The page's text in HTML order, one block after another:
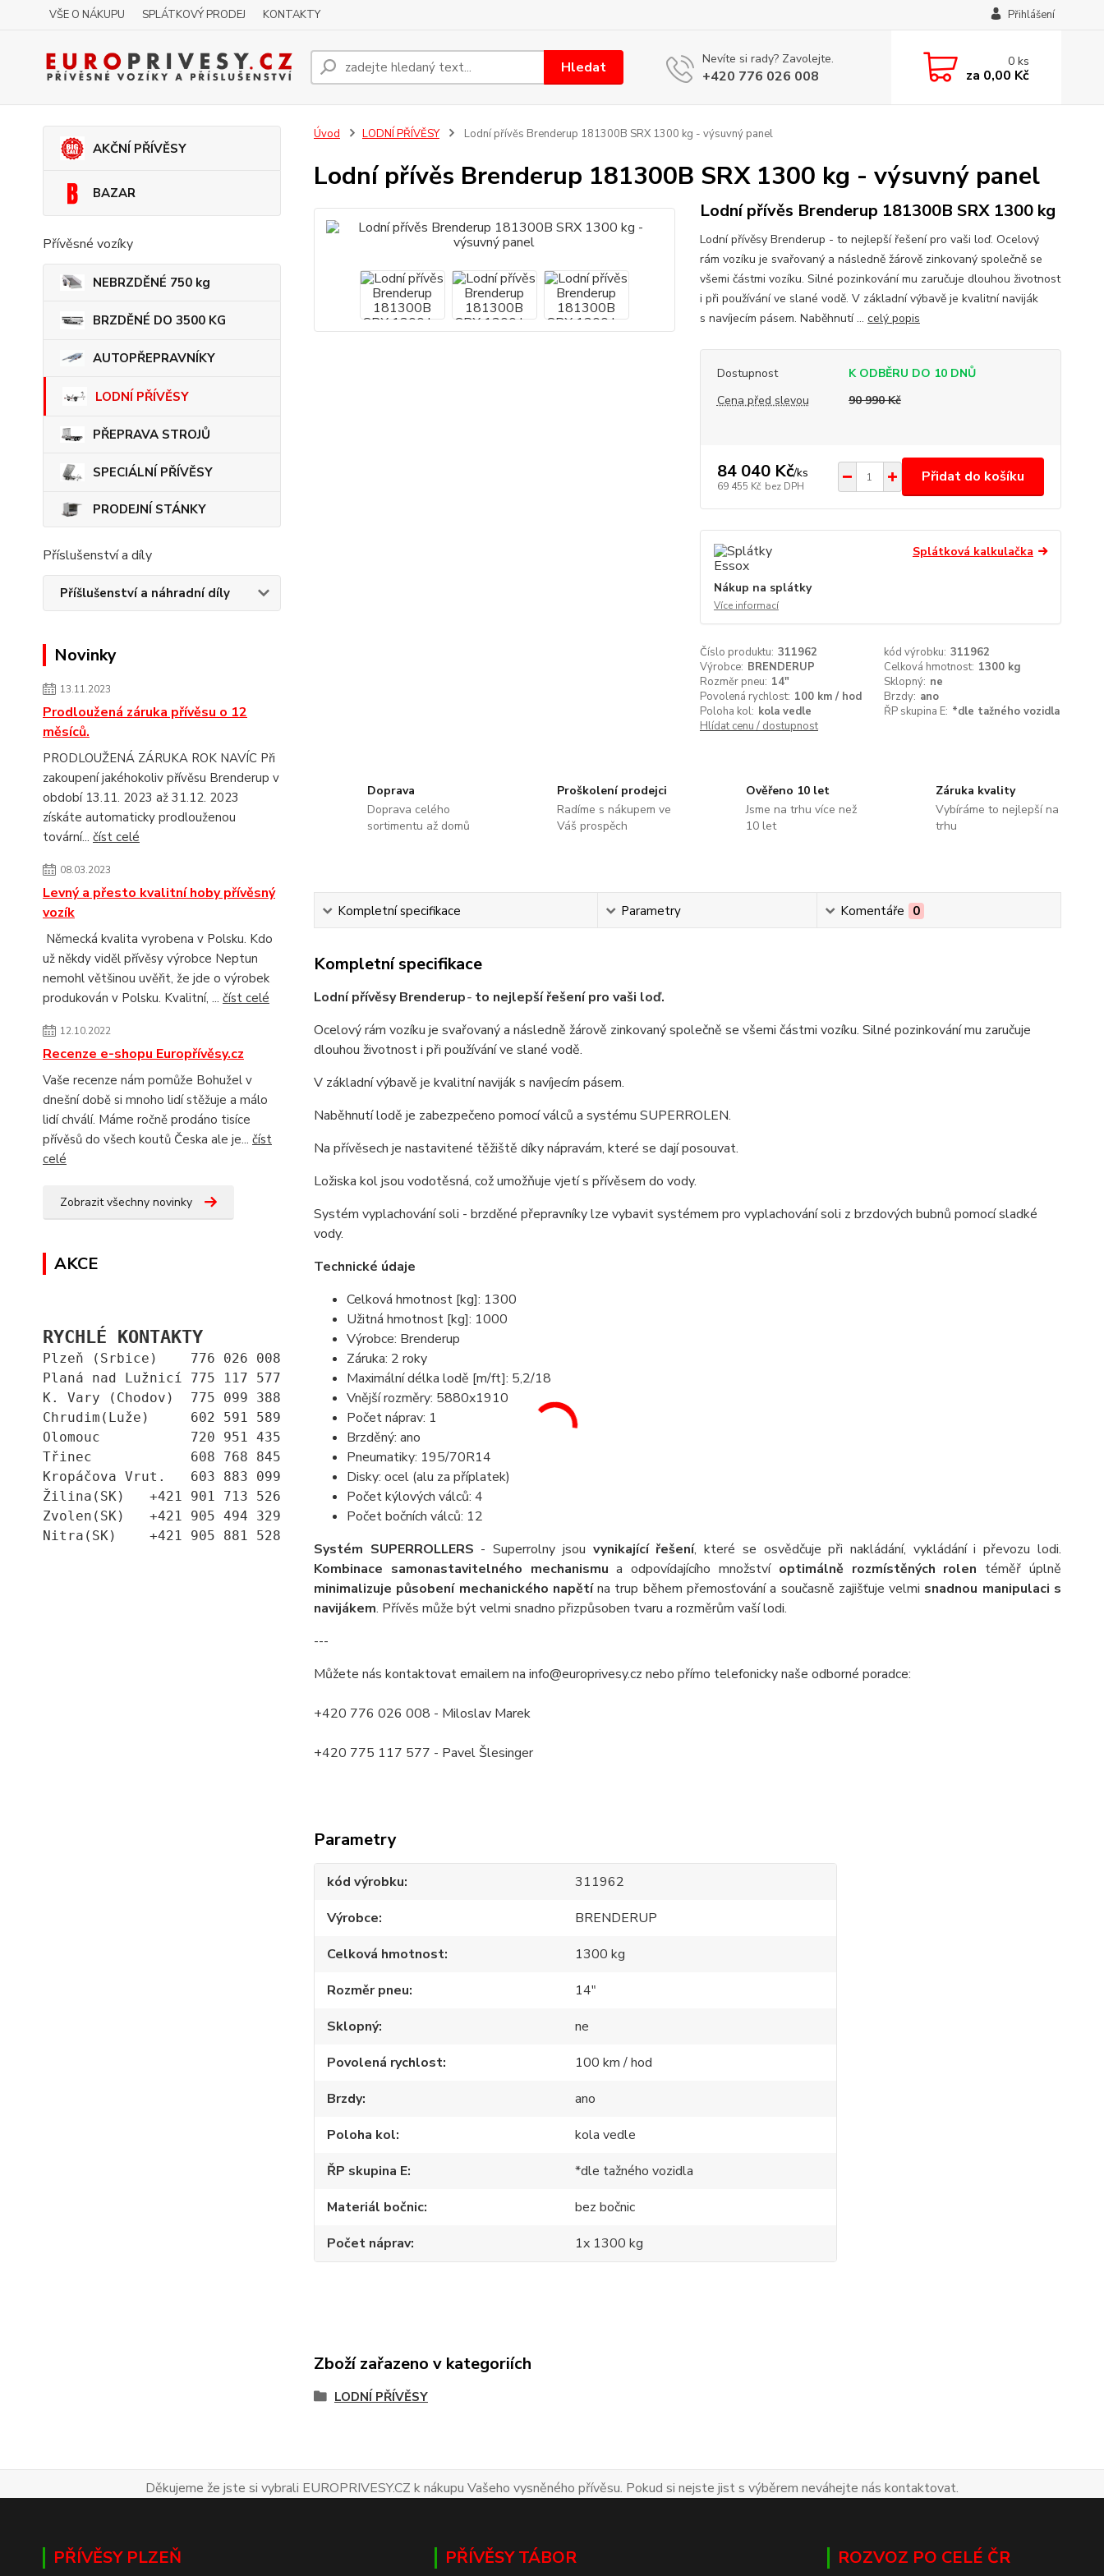
VŠE O NÁKUPU SPLÁTKOVÝ PRODEJ KONTAKTY Přihlášení
Hledat Nevíte si rady? Zavolejte.
+420 776 026 008
0ks
za 0,00 Kč
AKČNÍ PŘÍVĚSY
BAZAR
Přívěsné vozíky
NEBRZDĚNÉ 750 kg
BRZDĚNÉ DO 3500 KG
AUTOPŘEPRAVNÍKY
LODNÍ PŘÍVĚSY
PŘEPRAVA STROJŮ
SPECIÁLNÍ PŘÍVĚSY
PRODEJNÍ STÁNKY
Příslušenství a díly
Příšlušenství a náhradní díly
Novinky
13.11.2023
Prodloužená záruka přívěsu o 12
měsíců.
PRODLOUŽENÁ ZÁRUKA ROK NAVÍC Při
zakoupení jakéhokoliv přívěsu Brenderup v
období 13.11. 2023 až 31.12. 2023
získáte automaticky prodlouženou
tovární... číst celé
08.03.2023
Levný a přesto kvalitní hoby přívěsný
vozík
Německá kvalita vyrobena v Polsku. Kdo
už někdy viděl přívěsy výrobce Neptun
nemohl většinou uvěřit, že jde o výrobek
produkován v Polsku. Kvalitní, ... číst celé
12.10.2022
Recenze e-shopu Europřívěsy.cz
Vaše recenze nám pomůže Bohužel v
dnešní době si mnoho lidí stěžuje a málo
lidí chválí. Máme ročně prodáno tisíce
přívěsů do všech koutů Česka ale je... číst
celé
Zobrazit všechny novinky
AKCE
RYCHLÉ KONTAKTY
Plzeň (Srbice)    776 026 008
Planá nad Lužnicí 775 117 577
K. Vary (Chodov)  775 099 388
Chrudim(Luže)     602 591 589
Olomouc           720 951 435
Třinec            608 768 845
Kropáčova Vrut.   603 883 099
Žilina(SK)   +421 901 713 526
Zvolen(SK)   +421 905 494 329
Nitra(SK)    +421 905 881 528
Úvod LODNÍ PŘÍVĚSY Lodní přívěs Brenderup 181300B SRX 1300 kg - výsuvný panel
Lodní přívěs Brenderup 181300B SRX 1300 kg - výsuvný panel
Lodní přívěs Brenderup 181300B SRX 1300 kg
Lodní přívěsy Brenderup - to nejlepší řešení pro vaši loď. Ocelový
rám vozíku je svařovaný a následně žárově zinkovaný společně se
všemi částmi vozíku. Silné pozinkování mu zaručuje dlouhou životnost
i při používání ve slané vodě. V základní výbavě je kvalitní naviják
s navíjecím pásem. Naběhnutí ... celý popis
Dostupnost
K ODBĚRU DO 10 DNŮ
Cena před slevou
90 990 Kč
84 040 Kč/ks
69 455 Kč bez DPH
Přidat do košíku
Splátková kalkulačka
Nákup na splátky
Více informací
Číslo produktu: 311962 kód výrobku: 311962
Výrobce: BRENDERUP Celková hmotnost: 1300 kg
Rozměr pneu: 14" Sklopný: ne
Povolená rychlost: 100 km / hod Brzdy: ano
Poloha kol: kola vedle ŘP skupina E: *dle tažného vozidla
Hlídat cenu / dostupnost
Doprava
Doprava celého
sortimentu až domů
Proškolení prodejci
Radíme s nákupem ve
Váš prospěch
Ověřeno 10 let
Jsme na trhu více než
10 let
Záruka kvality
Vybíráme to nejlepší na
trhu
Kompletní specifikace Parametry Komentáře 0
Kompletní specifikace
Lodní přívěsy Brenderup- to nejlepší řešení pro vaši loď.
Ocelový rám vozíku je svařovaný a následně žárově zinkovaný společně se všemi částmi vozíku. Silné pozinkování mu zaručuje
dlouhou životnost i při používání ve slané vodě.
V základní výbavě je kvalitní naviják s navíjecím pásem.
Naběhnutí lodě je zabezpečeno pomocí válců a systému SUPERROLEN.
Na přívěsech je nastavitené těžiště díky nápravám, které se dají posouvat.
Ložiska kol jsou vodotěsná, což umožňuje vjetí s přívěsem do vody.
Systém vyplachování soli - brzděné přepravníky lze vybavit systémem pro vyplachování soli z brzdových bubnů pomocí sladké
vody.
Technické údaje
Celková hmotnost [kg]: 1300
Užitná hmotnost [kg]: 1000
Výrobce: Brenderup
Záruka: 2 roky
Maximální délka lodě [m/ft]: 5,2/18
Vnější rozměry: 5880x1910
Počet náprav: 1
Brzděný: ano
Pneumatiky: 195/70R14
Disky: ocel (alu za příplatek)
Počet kýlových válců: 4
Počet bočních válců: 12
Systém SUPERROLLERS - Superrolny jsou vynikající řešení, které se osvědčuje při nakládání, vykládání i převozu lodi.
Kombinace samonastavitelného mechanismu a odpovídajícího množství optimálně rozmístěných rolen téměř úplně
minimalizuje působení mechanického napětína trup během přemosťování a současně zajišťuje velmi snadnou manipulaci s
navijákem. Přívěs může být velmi snadno přizpůsoben tvaru a rozměrům vaší lodi.
---
Můžete nás kontaktovat emailem na info@europrivesy.cz nebo přímo telefonicky naše odborné poradce:
+420 776 026 008 - Miloslav Marek
+420 775 117 577 - Pavel Šlesinger
Parametry
kód výrobku
311962
Výrobce
BRENDERUP
Celková hmotnost
1300 kg
Rozměr pneu
14"
Sklopný
ne
Povolená rychlost
100 km / hod
Brzdy
ano
Poloha kol
kola vedle
ŘP skupina E
*dle tažného vozidla
Materiál bočnic
bez bočnic
Počet náprav
1x 1300 kg
Zboží zařazeno v kategoriích
LODNÍ PŘÍVĚSY
Děkujeme že jste si vybrali EUROPRIVESY.CZ k nákupu Vašeho vysněného přívěsu. Pokud si nejste jist s výběrem neváhejte nás kontaktovat.
PŘÍVĚSY PLZEŇ PŘÍVĚSY TÁBOR ROZVOZ PO CELÉ ČR